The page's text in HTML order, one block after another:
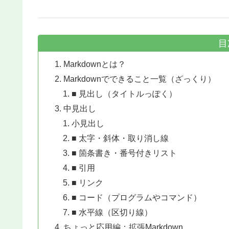
Markdownとは？
Markdownでできること一覧（ざっくり）
■ 見出し（タイトルっぽく）
中見出し
小見出し
■ 太字・斜体・取り消し線
■ 箇条書き・番号付きリスト
■ 引用
■ リンク
■ コード（プログラムやコマンド）
■ 水平線（区切り線）
ちょっと応用編：拡張Markdown